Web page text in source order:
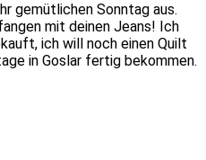
gemütlichen Sonntag aus.
mit deinen Jeans! Ich
ich will noch einen Quilt
in Goslar fertig bekommen.